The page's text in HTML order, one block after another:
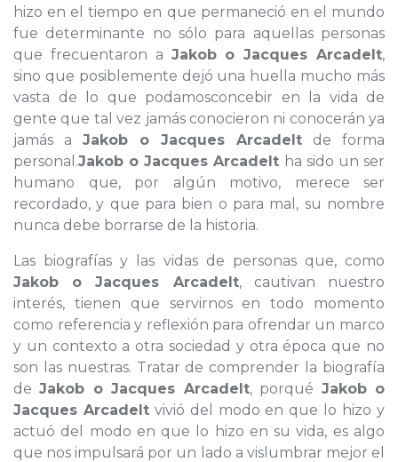
hizo en el tiempo en que permaneció en el mundo
fue determinante no sólo para aquellas personas
que frecuentaron a Jakob o Jacques Arcadelt,
sino que posiblemente dejó una huella mucho más
vasta de lo que podamosconcebir en la vida de
gente que tal vez jamás conocieron ni conocerán ya
jamás a Jakob o Jacques Arcadelt de forma
personal.Jakob o Jacques Arcadelt ha sido un ser
humano que, por algún motivo, merece ser
recordado, y que para bien o para mal, su nombre
nunca debe borrarse de la historia.
Las biografías y las vidas de personas que, como
Jakob o Jacques Arcadelt, cautivan nuestro
interés, tienen que servirnos en todo momento
como referencia y reflexión para ofrendar un marco
y un contexto a otra sociedad y otra época que no
son las nuestras. Tratar de comprender la biografía
deJakob o Jacques Arcadelt, porqué Jakob o
Jacques Arcadeltvivió del modo en que lo hizo y
actuó del modo en que lo hizo en su vida, es algo
que nos impulsará por un lado a vislumbrar mejor el